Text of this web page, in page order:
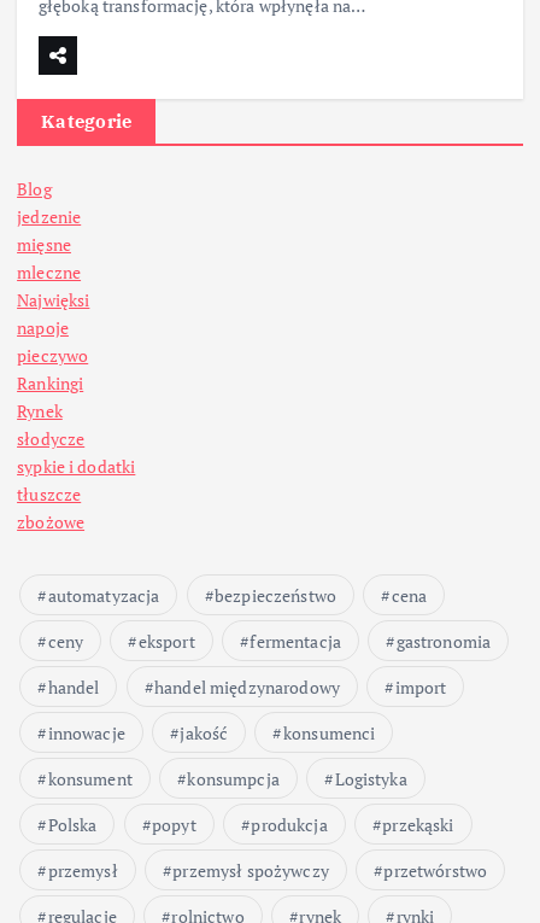
głęboką transformację, która wpłynęła na…
Kategorie
Blog
jedzenie
mięsne
mleczne
Najwięksi
napoje
pieczywo
Rankingi
Rynek
słodycze
sypkie i dodatki
tłuszcze
zbożowe
automatyzacja bezpieczeństwo
cena
ceny
eksport fermentacja
gastronomia
handel
handel międzynarodowy
import
innowacje
jakość
konsumenci
konsument
konsumpcja
Logistyka
Polska
popyt produkcja
przekąski
przemysł
przemysł spożywczy
przetwórstwo
regulacje
rolnictwo rynek
rynki